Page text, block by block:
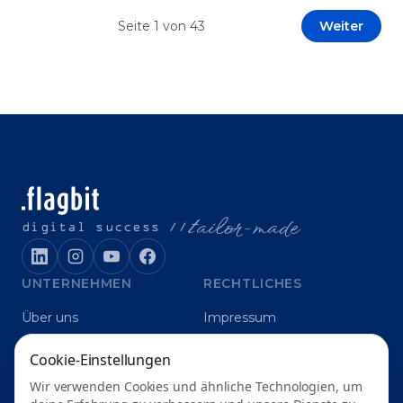
Prototypen entwickeln und interne Skepsis
abbauen. Der zentrale Begriff dieses Beitrags ist
Seite 1 von 43 Weiter
digital success //tailor-made
UNTERNEHMEN
Über uns
RECHTLICHES
Impressum
Cookie-Einstellungen
Wir verwenden Cookies und ähnliche Technologien, um